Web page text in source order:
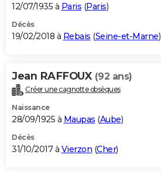
12/07/1935 à Paris (Paris)
Décès
19/02/2018 à Rebais (Seine-et-Marne)
Jean RAFFOUX (92 ans)
Créer une cagnotte obsèques
Naissance
28/09/1925 à Maupas (Aube)
Décès
31/10/2017 à Vierzon (Cher)